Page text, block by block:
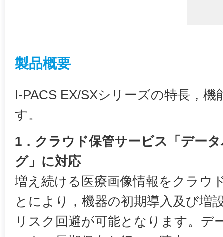
製品概要
I-PACS EX/SXシリーズの特長，
す。
1．クラウド保管サービス「デー
グ」に対応
増え続ける医療画像情報をクラウ
とにより，機器の初期導入及び増
リスク回避が可能となります。デ